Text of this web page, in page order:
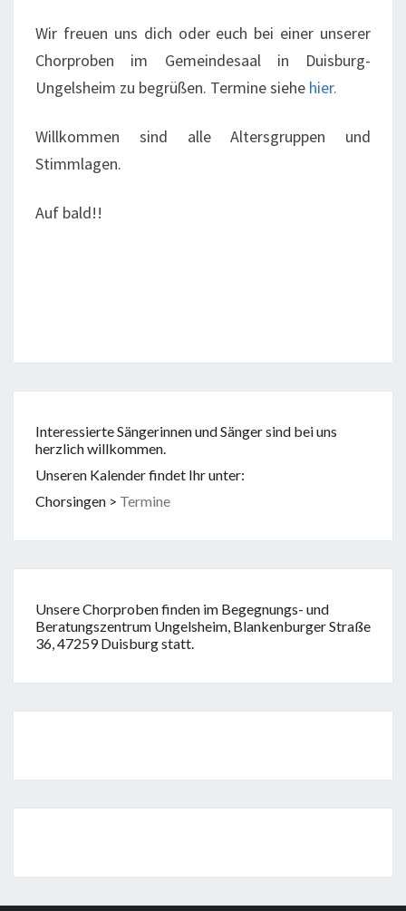
Wir freuen uns dich oder euch bei einer unserer
Chorproben im Gemeindesaal in Duisburg-
Ungelsheim zu begrüßen. Termine siehe hier.
Willkommen sind alle Altersgruppen und
Stimmlagen.
Auf bald!!
Interessierte Sängerinnen und Sänger sind bei uns
herzlich willkommen.
Unseren Kalender findet Ihr unter:
Chorsingen > Termine
Unsere Chorproben finden im Begegnungs- und
Beratungszentrum Ungelsheim, Blankenburger Straße
36, 47259 Duisburg statt.